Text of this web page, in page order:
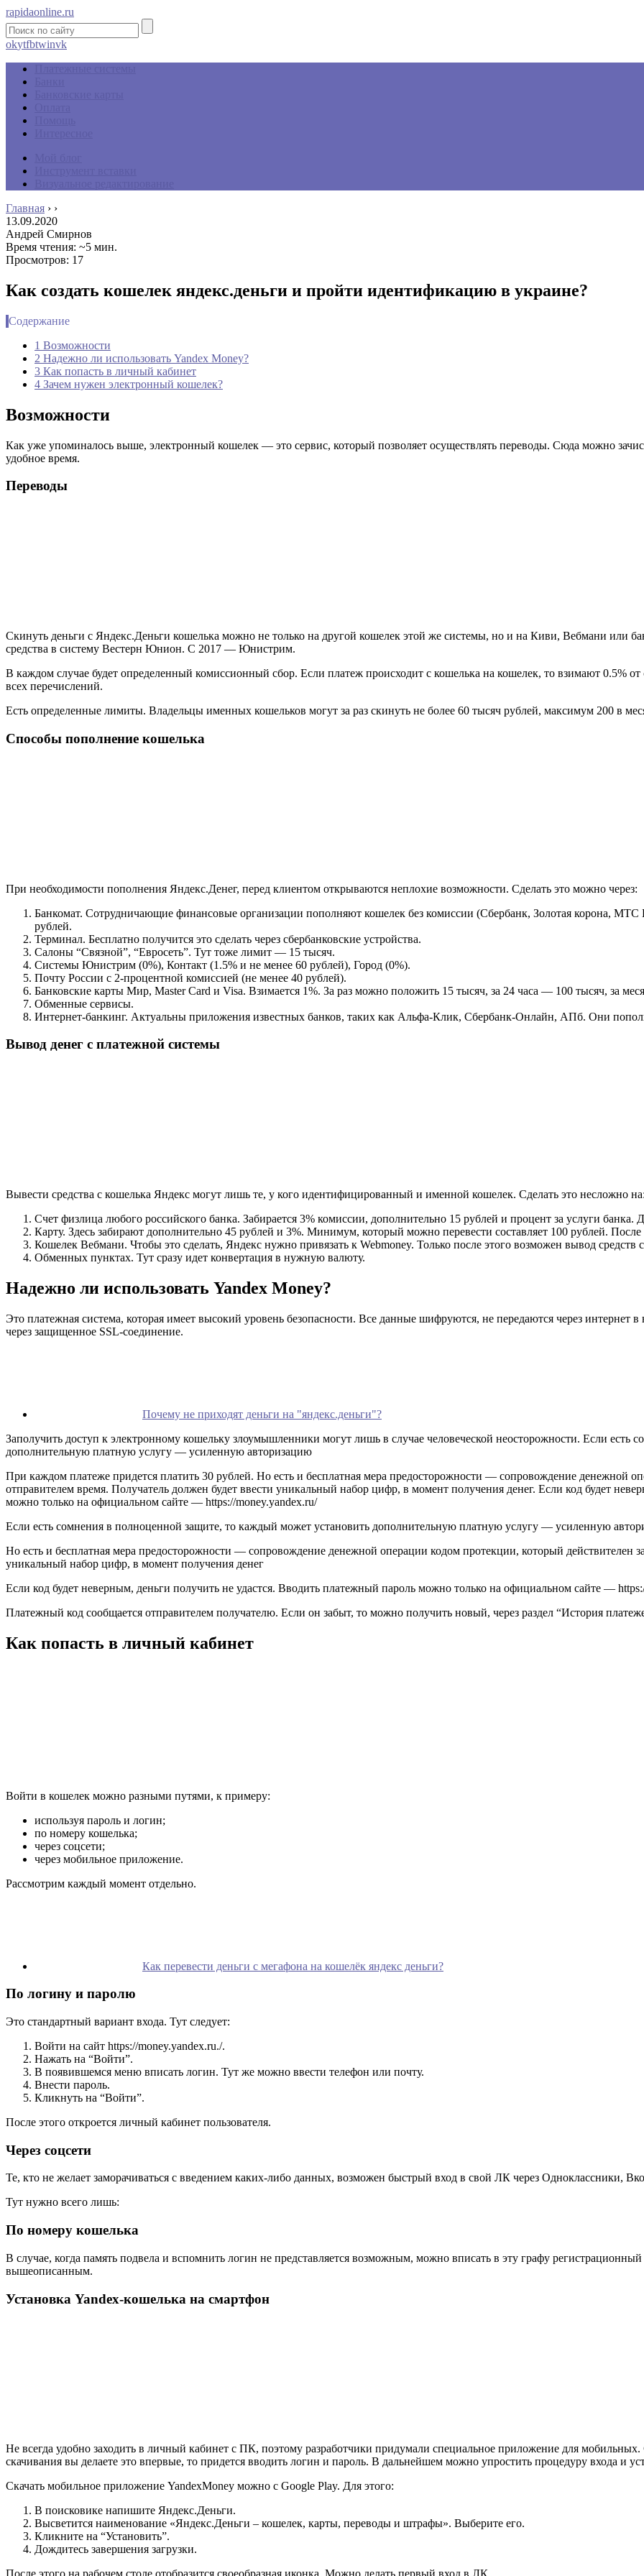
rapidaonline.ru
okytfbtwinvk
Главная › ›
13.09.2020
Андрей Смирнов
Время чтения: ~5 мин.
Просмотров: 17
Как создать кошелек яндекс.деньги и пройти идентификацию в украине?
Содержание
1 Возможности
2 Надежно ли использовать Yandex Money?
3 Как попасть в личный кабинет
4 Зачем нужен электронный кошелек?
Возможности
Как уже упоминалось выше, электронный кошелек — это сервис, который позволяет осуществлять переводы. Сюда можно
удобное время.
Переводы
Скинуть деньги с Яндекс.Деньги кошелька можно не только на другой кошелек этой же системы, но и на Киви, Вебмани или
средства в систему Вестерн Юнион. С 2017 — Юнистрим.
В каждом случае будет определенный комиссионный сбор. Если платеж происходит с кошелька на кошелек, то взимают 0.5%
всех перечислений.
Есть определенные лимиты. Владельцы именных кошельков могут за раз скинуть не более 60 тысяч рублей, максимум 200 в
Способы пополнение кошелька
При необходимости пополнения Яндекс.Денег, перед клиентом открываются неплохие возможности. Сделать это можно через:
Банкомат. Сотрудничающие финансовые организации пополняют кошелек без комиссии (Сбербанк, Золотая корона,
рублей.
Терминал. Бесплатно получится это сделать через сбербанковские устройства.
Салоны “Связной”, “Евросеть”. Тут тоже лимит — 15 тысяч.
Системы Юнистрим (0%), Контакт (1.5% и не менее 60 рублей), Город (0%).
Почту России с 2-процентной комиссией (не менее 40 рублей).
Банковские карты Мир, Master Card и Visa. Взимается 1%. За раз можно положить 15 тысяч, за 24 часа — 100 тысяч, за
Обменные сервисы.
Интернет-банкинг. Актуальны приложения известных банков, таких как Альфа-Клик, Сбербанк-Онлайн, АПб. Они
Вывод денег с платежной системы
Вывести средства с кошелька Яндекс могут лишь те, у кого идентифицированный и именной кошелек. Сделать это несложно
Счет физлица любого российского банка. Забирается 3% комиссии, дополнительно 15 рублей и процент за услуги банка.
Карту. Здесь забирают дополнительно 45 рублей и 3%. Минимум, который можно перевести составляет 100 рублей.
Кошелек Вебмани. Чтобы это сделать, Яндекс нужно привязать к Webmoney. Только после этого возможен вывод средств
Обменных пунктах. Тут сразу идет конвертация в нужную валюту.
Надежно ли использовать Yandex Money?
Это платежная система, которая имеет высокий уровень безопасности. Все данные шифруются, не передаются через
через защищенное SSL-соединение.
Почему не приходят деньги на "яндекс.деньги"?
Заполучить доступ к электронному кошельку злоумышленники могут лишь в случае человеческой неосторожности. Если
дополнительную платную услугу — усиленную авторизацию
При каждом платеже придется платить 30 рублей. Но есть и бесплатная мера предосторожности — сопровождение денежной
отправителем время. Получатель должен будет ввести уникальный набор цифр, в момент получения денег. Если код будет
можно только на официальном сайте — https://money.yandex.ru/
Если есть сомнения в полноценной защите, то каждый может установить дополнительную платную услугу — усиленную
Но есть и бесплатная мера предосторожности — сопровождение денежной операции кодом протекции, который действителен
уникальный набор цифр, в момент получения денег
Если код будет неверным, деньги получить не удастся. Вводить платежный пароль можно только на официальном сайте —
Платежный код сообщается отправителем получателю. Если он забыт, то можно получить новый, через раздел “История
Как попасть в личный кабинет
Войти в кошелек можно разными путями, к примеру:
используя пароль и логин;
по номеру кошелька;
через соцсети;
через мобильное приложение.
Рассмотрим каждый момент отдельно.
Как перевести деньги с мегафона на кошелёк яндекс деньги?
По логину и паролю
Это стандартный вариант входа. Тут следует:
Войти на сайт https://money.yandex.ru./.
Нажать на “Войти”.
В появившемся меню вписать логин. Тут же можно ввести телефон или почту.
Внести пароль.
Кликнуть на “Войти”.
После этого откроется личный кабинет пользователя.
Через соцсети
Те, кто не желает заморачиваться с введением каких-либо данных, возможен быстрый вход в свой ЛК через Одноклассники,
Тут нужно всего лишь:
По номеру кошелька
В случае, когда память подвела и вспомнить логин не представляется возможным, можно вписать в эту графу
вышеописанным.
Установка Yandex-кошелька на смартфон
Не всегда удобно заходить в личный кабинет с ПК, поэтому разработчики придумали специальное приложение для
скачивания вы делаете это впервые, то придется вводить логин и пароль. В дальнейшем можно упростить процедуру входа и
Скачать мобильное приложение YandexMoney можно с Google Play. Для этого:
В поисковике напишите Яндекс.Деньги.
Высветится наименование «Яндекс.Деньги – кошелек, карты, переводы и штрафы». Выберите его.
Кликните на “Установить”.
Дождитесь завершения загрузки.